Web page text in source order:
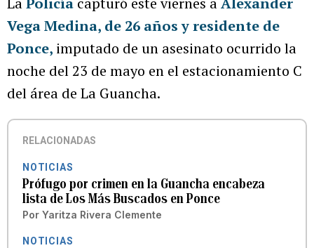
Vega Medina, de 26 años y residente de
Ponce, imputado de un asesinato ocurrido la
noche del 23 de mayo en el estacionamiento C
del área de La Guancha.
RELACIONADAS
NOTICIAS
Prófugo por crimen en la Guancha encabeza
lista de Los Más Buscados en Ponce
Por Yaritza Rivera Clemente
NOTICIAS